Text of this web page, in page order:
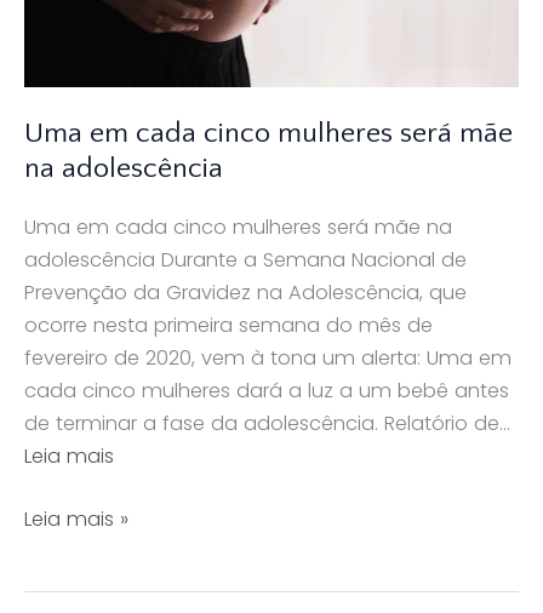
Uma em cada cinco mulheres será mãe
na adolescência
Uma em cada cinco mulheres será mãe na
adolescência Durante a Semana Nacional de
Prevenção da Gravidez na Adolescência, que
ocorre nesta primeira semana do mês de
fevereiro de 2020, vem à tona um alerta: Uma em
cada cinco mulheres dará a luz a um bebê antes
de terminar a fase da adolescência. Relatório de…
Leia mais
Uma
Leia mais »